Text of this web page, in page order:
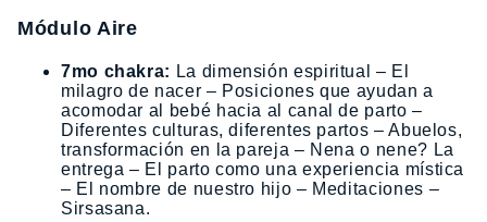
Módulo Aire
7mo chakra: La dimensión espiritual – El
milagro de nacer – Posiciones que ayudan a
acomodar al bebé hacia al canal de parto –
Diferentes culturas, diferentes partos – Abuelos,
transformación en la pareja – Nena o nene? La
entrega – El parto como una experiencia mística
– El nombre de nuestro hijo – Meditaciones –
Sirsasana.